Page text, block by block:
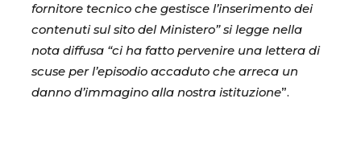
fornitore tecnico che gestisce l’inserimento dei
contenuti sul sito del Ministero” si legge nella
nota diffusa “ci ha fatto pervenire una lettera di
scuse per l’episodio accaduto che arreca un
danno d’immagino alla nostra istituzione”.